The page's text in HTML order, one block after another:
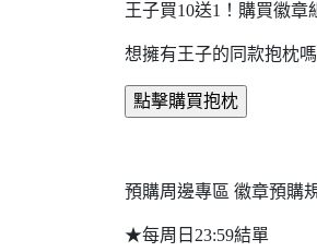
王子買10送1！購買徽
想擁有王子的同款抱枕
預購周邊專區 徽章預購
★每周日23:59結單